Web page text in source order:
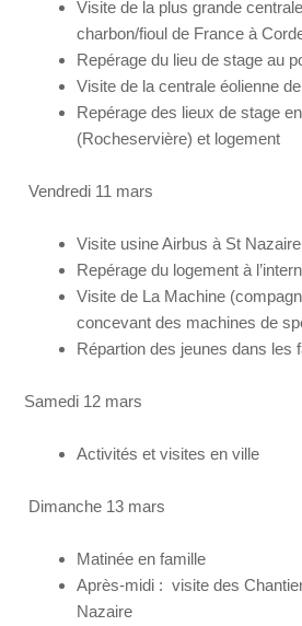
Visite de la plus grande
charbon/fioul de France à
Repérage du lieu de stage au
Visite de la centrale éolienne
Repérage des lieux de stage
(Rocheservière) et logement
Vendredi 11 mars
Visite usine Airbus à St Nazaire
Repérage du logement à
Visite de La Machine
concevant des machines de
Répartion des jeunes dans les
Samedi 12 mars
Activités et visites en ville
Dimanche 13 mars
Matinée en famille
Après-midi : visite des
Nazaire